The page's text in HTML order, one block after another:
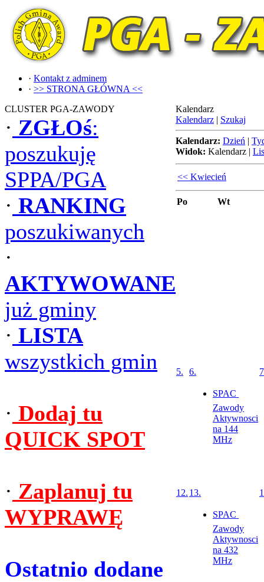
· Kontakt z adminem
· >> STRONA GŁÓWNA <<
CLUSTER PGA-ZAWODY
· ZGŁOś:
poszukuję
SPPA/PGA
· RANKING
poszukiwanych
·
AKTYWOWANE
już gminy
· LISTA
wszystkich gmin
· Dodaj tu
QUICK SPOT
· Zaplanuj tu
WYPRAWĘ
Ostatnio dodane
Kalendarz
Kalendarz | Szukaj
Kalendarz: Dzień |
Widok: Kalendarz |
<< Kwiecień
Po Wt
5. 6.
SPAC 
Zawody
Aktywnosci
na 144
MHz
12. 13.
SPAC 
Zawody
Aktywnosci
na 432
MHz